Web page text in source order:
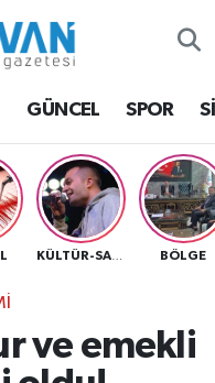
GÜNCEL SPOR
BÖLGE
ve emekli
Fikstür